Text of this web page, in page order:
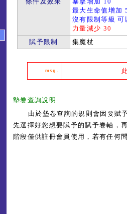
最大生命值增加
沒有限制等級 可
力量減少 30
賦予限制
集魔杖
msg.
墊卷查詢說明
由於墊卷查詢的規則會因要賦
先選擇好您想要賦予的賦予卷軸，
階段僅供註冊會員使用，若有任何